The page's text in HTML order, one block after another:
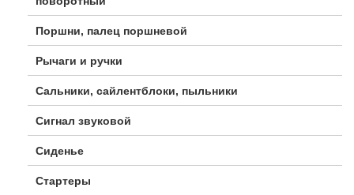
Поршни, палец поршневой
Рычаги и ручки
Сальники, сайлентблоки, пыльники
Сигнал звуковой
Сиденье
Стартеры